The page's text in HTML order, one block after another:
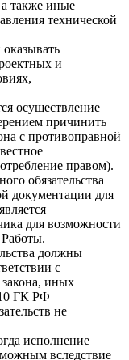
а также иные
технической
и
осуществление
причинить
с противоправной
правом).
обязательства
документации для
для возможности
должны
с
закона, иных
ГК РФ
не
исполнение
вследствие